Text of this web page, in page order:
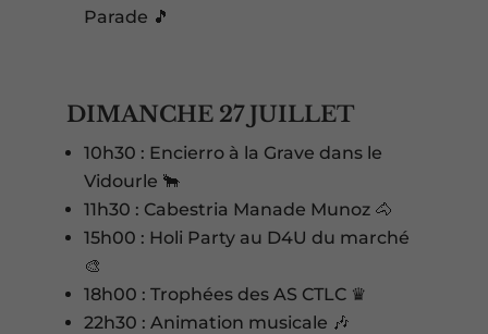
Parade 🎵
DIMANCHE 27 JUILLET
10h30 : Encierro à la Grave dans le
Vidourle 🐂
11h30 : Cabestria Manade Munoz 🐴
15h00 : Holi Party au D4U du marché
🎨
18h00 : Trophées des AS CTLC ♛
22h30 : Animation musicale 🎶